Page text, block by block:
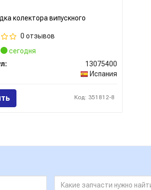
колектора випускного
0 отзывов
сегодня
13075400
Испания
Код: 351812-8